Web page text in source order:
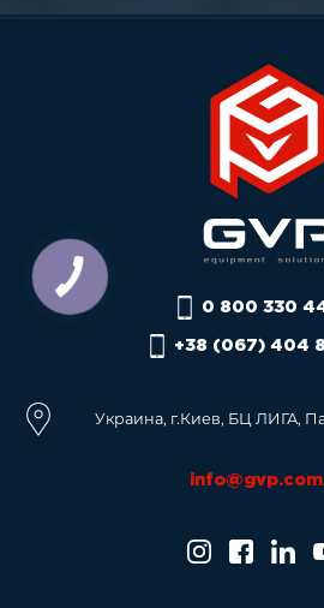
0 800 330
+38 (067) 404
Украина, г.Киев, БЦ ЛИГА,